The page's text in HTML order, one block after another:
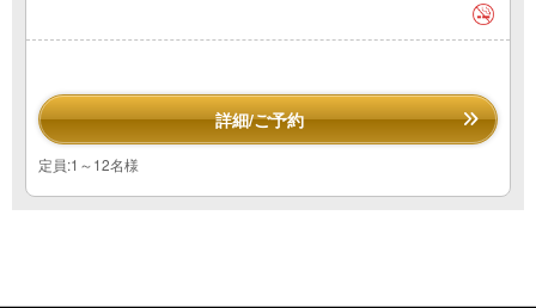
詳細/ご予約
定員:1～12名様